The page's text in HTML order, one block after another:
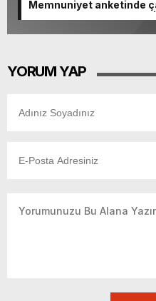
Memnuniyet anketinde
başkanlardan memnun,
YORUM YAP